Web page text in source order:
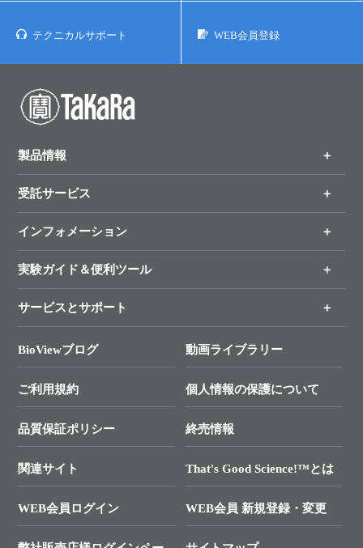
テクニカルサポート WEB会員登録
製品情報
製品一覧
手法から製品を探す
新製品情報
受託サービス
オンライン注文
インフォメーション
キャンペーン
タカラバイオ各種会員募集のお知らせ
終売製品のお知らせ
価格改定のご案内
技術セミナーのご案内
タカラバイオ発表文献
実験ガイド＆便利ツール
リアルタイムPCR実験のススメ
幹細胞・再生医療研究ガイド
クローニング実験ガイド
SMARTer NGSポータルサイト
プライマー設計
制限酵素切断サイトの検索
ユーザーズボイス集
サービスとサポート
総合お問い合わせ
├ 実験コンシェルジュ
├ 受託サービスお問い合わせ
BioViewブログ 動画ライブラリー
ご利用規約 個人情報の保護について
品質保証ポリシー 終売情報
関連サイト That's Good Science!™とは
WEB会員ログイン WEB会員 新規登録・変更